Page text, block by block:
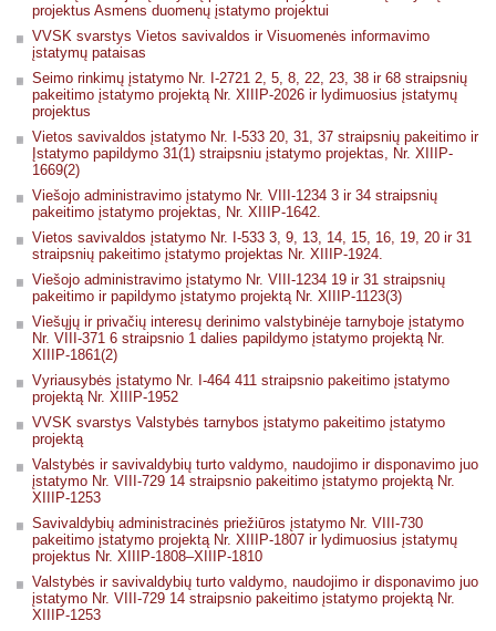
projektus Asmens duomenų įstatymo projektui
VVSK svarstys Vietos savivaldos ir Visuomenės informavimo
įstatymų pataisas
Seimo rinkimų įstatymo Nr. I-2721 2, 5, 8, 22, 23, 38 ir 68 straipsnių
pakeitimo įstatymo projektą Nr. XIIIP-2026 ir lydimuosius įstatymų
projektus
Vietos savivaldos įstatymo Nr. I-533 20, 31, 37 straipsnių pakeitimo ir
Įstatymo papildymo 31(1) straipsniu įstatymo projektas, Nr. XIIIP-
1669(2)
Viešojo administravimo įstatymo Nr. VIII-1234 3 ir 34 straipsnių
pakeitimo įstatymo projektas, Nr. XIIIP-1642.
Vietos savivaldos įstatymo Nr. I-533 3, 9, 13, 14, 15, 16, 19, 20 ir 31
straipsnių pakeitimo įstatymo projektas Nr. XIIIP-1924.
Viešojo administravimo įstatymo Nr. VIII-1234 19 ir 31 straipsnių
pakeitimo ir papildymo įstatymo projektą Nr. XIIIP-1123(3)
Viešųjų ir privačių interesų derinimo valstybinėje tarnyboje įstatymo
Nr. VIII-371 6 straipsnio 1 dalies papildymo įstatymo projektą Nr.
XIIIP-1861(2)
Vyriausybės įstatymo Nr. I-464 411 straipsnio pakeitimo įstatymo
projektą Nr. XIIIP-1952
VVSK svarstys Valstybės tarnybos įstatymo pakeitimo įstatymo
projektą
Valstybės ir savivaldybių turto valdymo, naudojimo ir disponavimo juo
įstatymo Nr. VIII-729 14 straipsnio pakeitimo įstatymo projektą Nr.
XIIIP-1253
Savivaldybių administracinės priežiūros įstatymo Nr. VIII-730
pakeitimo įstatymo projektą Nr. XIIIP-1807 ir lydimuosius įstatymų
projektus Nr. XIIIP-1808–XIIIP-1810
Valstybės ir savivaldybių turto valdymo, naudojimo ir disponavimo juo
įstatymo Nr. VIII-729 14 straipsnio pakeitimo įstatymo projektą Nr.
XIIIP-1253